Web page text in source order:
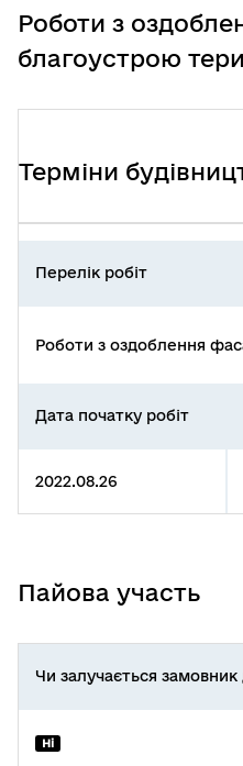
Роботи з
благоустрою
Терміни
Перелік робіт
Роботи з оздоблення
Дата початку робіт
2022.08.26
Пайова участь
Чи залучається замовник
Ні